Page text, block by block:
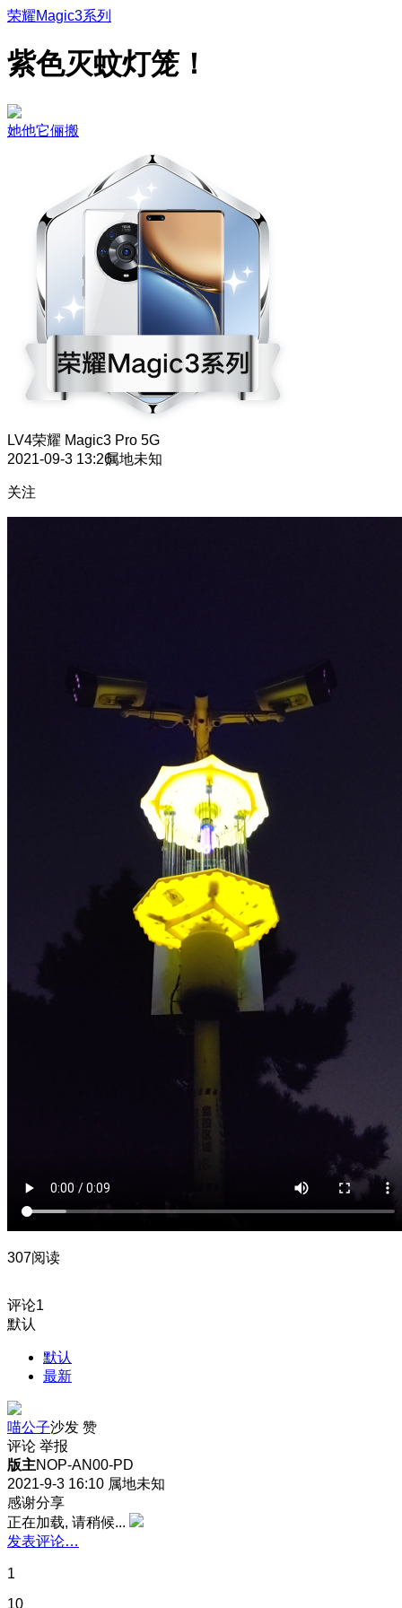
荣耀Magic3系列
紫色灭蚊灯笼！
她他它俪搬
LV4荣耀 Magic3 Pro 5G
2021-09-3 13:26属地未知
关注
307阅读
评论1
默认
默认
最新
喵公子沙发 赞
评论 举报
版主NOP-AN00-PD
2021-9-3 16:10 属地未知
感谢分享
正在加载, 请稍候...
发表评论…
1
10